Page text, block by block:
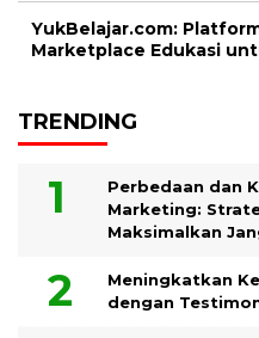
YukBelajar.com:
Marketplace Edukasi
TRENDING
Perbedaan dan
Marketing:
Maksimalkan
Meningkatkan
dengan